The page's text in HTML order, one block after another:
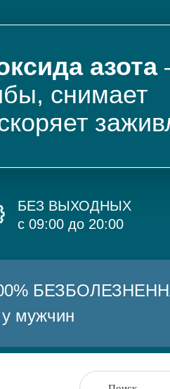
азота
снимает
БЕЗ ВЫХОДНЫХ
с 09:00 до 20:00
мужчин